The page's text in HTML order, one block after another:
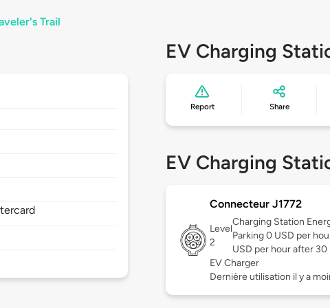
Trail
EV Charging
Report Share
EV Charging
Connecteur J1772
Level
2
Charging Station
Parking 0 USD per
USD per hour after 30
EV Charger
Dernière utilisation il y a